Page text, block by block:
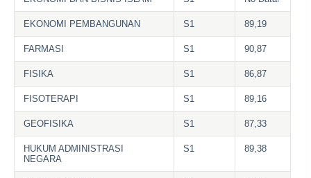
EKONOMI PEMBANGUNAN S1 89,19
FARMASI S1 90,87
FISIKA S1 86,87
FISOTERAPI S1 89,16
GEOFISIKA S1 87,33
HUKUM ADMINISTRASI
NEGARA
S1 89,38